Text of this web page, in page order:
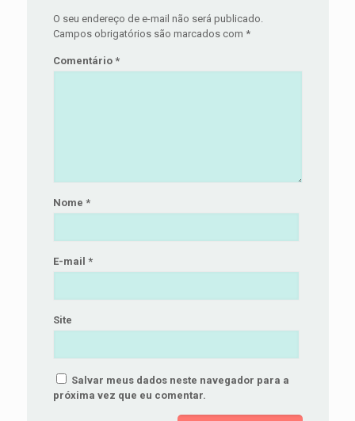
O seu endereço de e-mail não será publicado.
Campos obrigatórios são marcados com *
Comentário *
Nome *
E-mail *
Site
Salvar meus dados neste navegador para a
próxima vez que eu comentar.